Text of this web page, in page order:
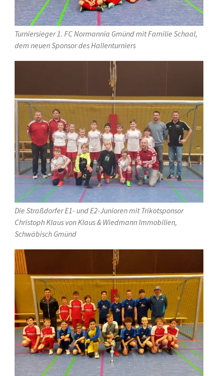
Turniersieger 1. FC Normannia Gmünd mit Familie Schaal,
dem neuen Sponsor des Hallenturniers
Die Straßdorfer E1- und E2-Junioren mit Trikotsponsor
Christoph Klaus von Klaus & Wiedmann Immobilien,
Schwäbisch Gmünd